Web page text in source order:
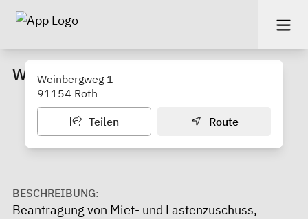
Wohngeldstelle des Landkreises Roth
Weinbergweg 1
91154 Roth
Teilen Route
BESCHREIBUNG:
Beantragung von Miet- und Lastenzuschuss,